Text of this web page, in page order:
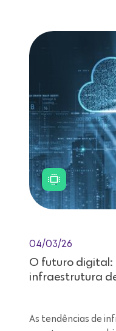
04/03/26
O futuro digital:
infraestrutura
As tendências de